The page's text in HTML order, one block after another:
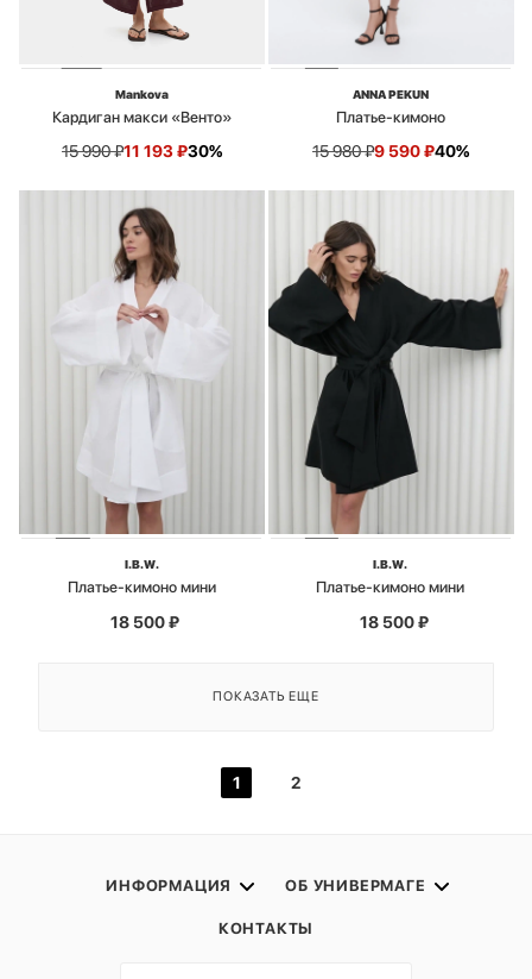
Mankova
Кардиган макси «Венто»
15 990₽11 193₽30%
ANNA PEKUN
Платье-кимоно
15 980₽9 590₽40%
I.B.W.
Платье-кимоно мини
18 500₽
I.B.W.
Платье-кимоно мини
18 500₽
ПОКАЗАТЬ ЕЩЕ
1 2
ИНФОРМАЦИЯ ОБ УНИВЕРМАГЕ
КОНТАКТЫ